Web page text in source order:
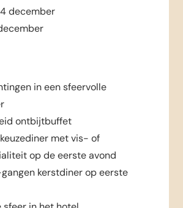
december
in een sfeervolle
ontbijtbuffet
met vis- of
op de eerste avond
kerstdiner op eerste